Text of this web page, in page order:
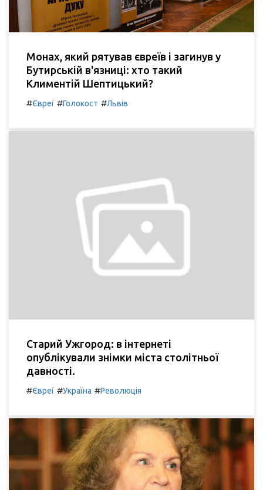
Монах, який рятував євреїв і загинув у
Бутирській в'язниці: хто такий
Климентій Шептицький?
#Євреї #Голокост #Львів
Старий Ужгород: в інтернеті
опублікували знімки міста столітньої
давності.
#Євреї #Україна #Революція